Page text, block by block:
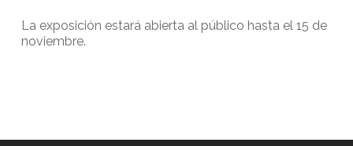
La exposición estará abierta al público hasta el 15 de
noviembre.